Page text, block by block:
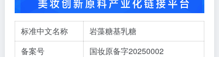
标准中文名称
岩藻糖基乳糖
备案号
国妆原备字20250002